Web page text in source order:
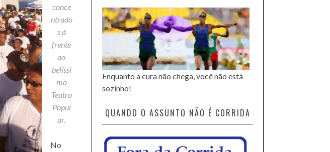
conce
ntrado
s à
frente
ao
belíssi
mo
Teatro
Popul
ar.
No
Enquanto a cura não chega, você não está
sozinho!
QUANDO O ASSUNTO NÃO É CORRIDA